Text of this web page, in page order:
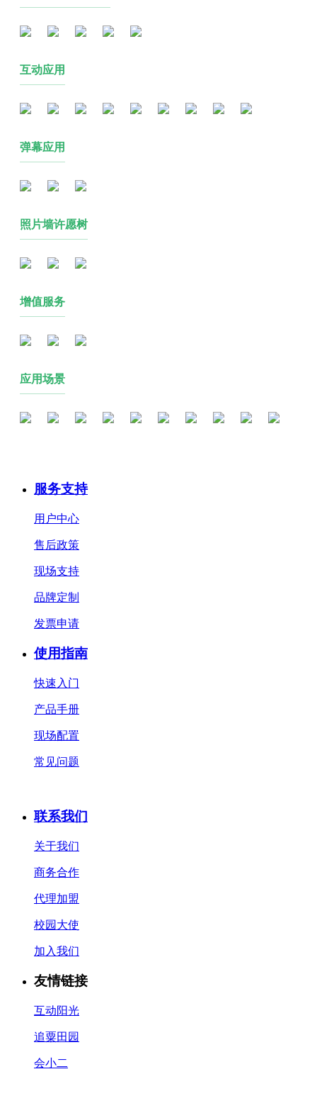
互动应用
弹幕应用
照片墙许愿树
增值服务
应用场景
服务支持
用户中心
售后政策
现场支持
品牌定制
发票申请
使用指南
快速入门
产品手册
现场配置
常见问题
联系我们
关于我们
商务合作
代理加盟
校园大使
加入我们
友情链接
互动阳光
追粟田园
会小二